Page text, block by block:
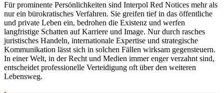
Für prominente Persönlichkeiten sind Interpol Red Notices mehr als
nur ein bürokratisches Verfahren. Sie greifen tief in das öffentliche
und private Leben ein, bedrohen die Existenz und werfen
langfristige Schatten auf Karriere und Image. Nur durch rasches
juristisches Handeln, internationale Expertise und strategische
Kommunikation lässt sich in solchen Fällen wirksam gegensteuern.
In einer Welt, in der Recht und Medien immer enger verzahnt sind,
entscheidet professionelle Verteidigung oft über den weiteren
Lebensweg.